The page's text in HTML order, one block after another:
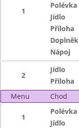
1
Polévka
Jídlo
Příloha
Doplněk
Nápoj
2
Jídlo
Příloha
Menu
Chod
1
Polévka
Jídlo